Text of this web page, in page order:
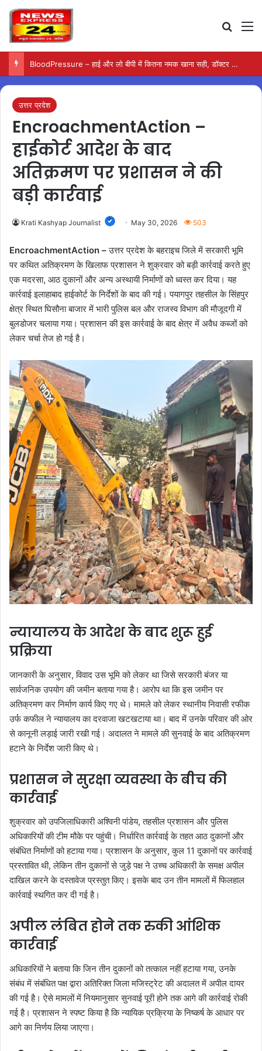
BloodPressure – हाई और लो बीपी में कितना नमक खाना सही, डॉक्टर ने बताया सुरक्षित मात्रा…
उत्तर प्रदेश
EncroachmentAction –
हाईकोर्ट आदेश के बाद
अतिक्रमण पर प्रशासन ने की
बड़ी कार्रवाई
Krati Kashyap Journalist May 30, 2026 503
EncroachmentAction –उत्तर प्रदेश के बहराइच जिले में सरकारी भूमि
पर कथित अतिक्रमण के खिलाफ प्रशासन ने शुक्रवार को बड़ी कार्रवाई करते हुए
एक मदरसा, आठ दुकानों और अन्य अस्थायी निर्माणों को ध्वस्त कर दिया। यह
कार्रवाई इलाहाबाद हाईकोर्ट के निर्देशों के बाद की गई। पयागपुर तहसील के सिंहपुर
क्षेत्र स्थित घिसौना बाजार में भारी पुलिस बल और राजस्व विभाग की मौजूदगी में
बुलडोजर चलाया गया। प्रशासन की इस कार्रवाई के बाद क्षेत्र में अवैध कब्जों को
लेकर चर्चा तेज हो गई है।
न्यायालय के आदेश के बाद शुरू हुई
प्रक्रिया
जानकारी के अनुसार, विवाद उस भूमि को लेकर था जिसे सरकारी बंजर या
सार्वजनिक उपयोग की जमीन बताया गया है। आरोप था कि इस जमीन पर
अतिक्रमण कर निर्माण कार्य किए गए थे। मामले को लेकर स्थानीय निवासी रफीक
उर्फ कफील ने न्यायालय का दरवाजा खटखटाया था। बाद में उनके परिवार की ओर
से कानूनी लड़ाई जारी रखी गई। अदालत ने मामले की सुनवाई के बाद अतिक्रमण
हटाने के निर्देश जारी किए थे।
प्रशासन ने सुरक्षा व्यवस्था के बीच की
कार्रवाई
शुक्रवार को उपजिलाधिकारी अश्विनी पांडेय, तहसील प्रशासन और पुलिस
अधिकारियों की टीम मौके पर पहुंची। निर्धारित कार्रवाई के तहत आठ दुकानों और
संबंधित निर्माणों को हटाया गया। प्रशासन के अनुसार, कुल 11 दुकानों पर कार्रवाई
प्रस्तावित थी, लेकिन तीन दुकानों से जुड़े पक्ष ने उच्च अधिकारी के समक्ष अपील
दाखिल करने के दस्तावेज प्रस्तुत किए। इसके बाद उन तीन मामलों में फिलहाल
कार्रवाई स्थगित कर दी गई है।
अपील लंबित होने तक रुकी आंशिक
कार्रवाई
अधिकारियों ने बताया कि जिन तीन दुकानों को तत्काल नहीं हटाया गया, उनके
संबंध में संबंधित पक्ष द्वारा अतिरिक्त जिला मजिस्ट्रेट की अदालत में अपील दायर
की गई है। ऐसे मामलों में नियमानुसार सुनवाई पूरी होने तक आगे की कार्रवाई रोकी
गई है। प्रशासन ने स्पष्ट किया है कि न्यायिक प्रक्रिया के निष्कर्ष के आधार पर
आगे का निर्णय लिया जाएगा।